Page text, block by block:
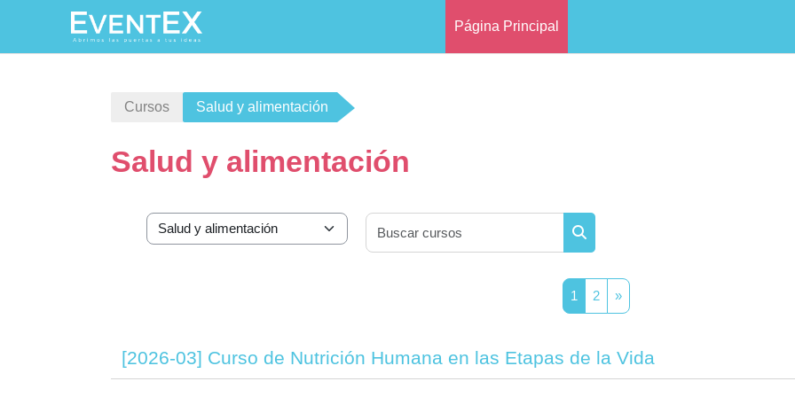
Página Principal
Cursos Salud y alimentación
Salud y alimentación
Categorías
Buscar cursos
1 Página 1
2Página 2
»Siguiente página
[2026-03] Curso de Nutrición Humana en las Etapas de la Vida